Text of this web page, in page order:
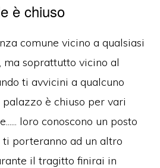
è chiuso
comune vicino a qualsiasi
soprattutto vicino al
ti avvicini a qualcuno
è chiuso per vari
loro conoscono un posto
porteranno ad un altro
il tragitto finirai in